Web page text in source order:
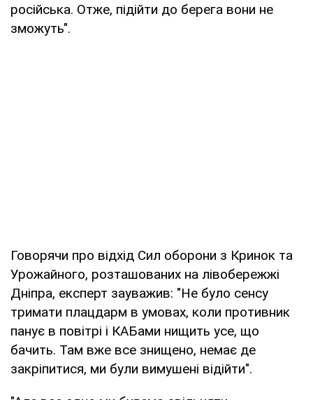
російська. Отже, підійти до берега вони не
зможуть".
Говорячи про відхід Сил оборони з Кринок та
Урожайного, розташованих на лівобережжі
Дніпра, експерт зауважив: "Не було сенсу
тримати плацдарм в умовах, коли противник
панує в повітрі і КАБами нищить усе, що
бачить. Там вже все знищено, немає де
закріпитися, ми були вимушені відійти".